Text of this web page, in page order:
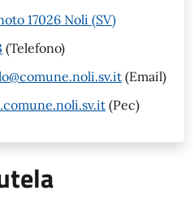
17026 Noli (SV)
(Telefono)
(Email)
(Pec)